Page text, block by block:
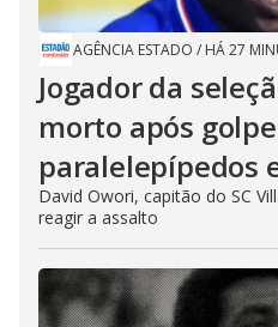
AGÊNCIA ESTADO / HÁ 27
Jogador da
morto após
paralelepípedos
David Owori, capitão do SC
reagir a assalto